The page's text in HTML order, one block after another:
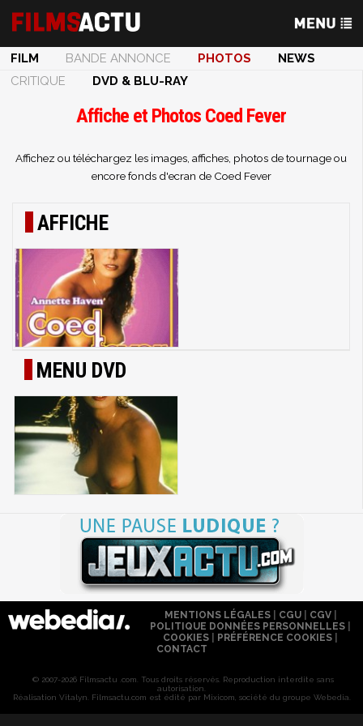
FILM BANDE ANNONCE PHOTOS
NEWS
CRITIQUE
DVD & BLU-RAY
Affiche et Photos Coed Fever
Affichez ou téléchargez les images, affiches, photos de tournage ou
encore fonds d'ecran de Coed Fever
AFFICHE
MENU DVD
MENTIONS LÉGALES| CGU| CGV|
POLITIQUE DONNÉES PERSONNELLES
COOKIES
PRÉFÉRENCE COOKIES
CONTACT
© 2007-2026 Filmsactu .com. Tous droits réservés. Reproduction interdite sans
autorisation.
Réalisation Vitalyn . Filmsactu .com est édité par Mixicom, société du groupe Webedia.